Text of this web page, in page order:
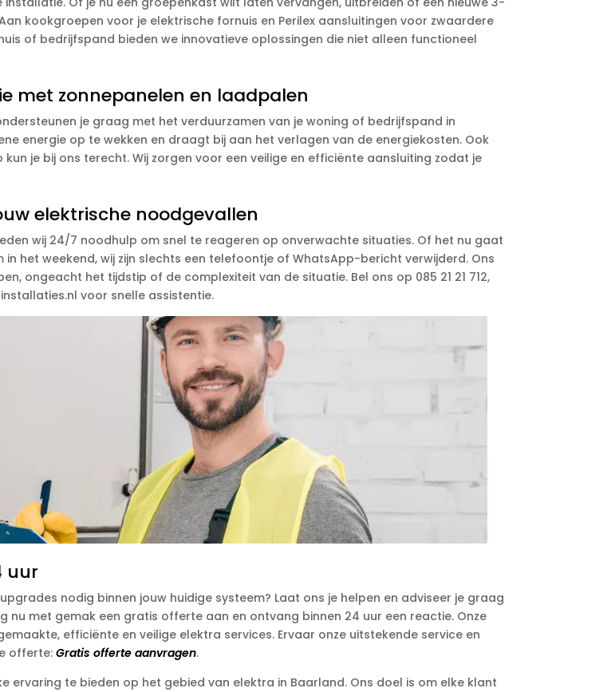
kookgroepen voor je elektrische fornuis en Perilex aansluitingen voor zwaardere
of bedrijfspand bieden we innovatieve oplossingen die niet alleen functioneel
met zonnepanelen en laadpalen
je graag met het verduurzamen van je woning of bedrijfspand in
energie op te wekken en draagt bij aan het verlagen van de energiekosten. Ook
je bij ons terecht. Wij zorgen voor een veilige en efficiënte aansluiting zodat je
elektrische noodgevallen
wij 24/7 noodhulp om snel te reageren op onverwachte situaties. Of het nu gaat
het weekend, wij zijn slechts een telefoontje of WhatsApp-bericht verwijderd. Ons
ongeacht het tijdstip of de complexiteit van de situatie. Bel ons op 085 21 21 712,
voor snelle assistentie.
uur
nodig binnen jouw huidige systeem? Laat ons je helpen en adviseer je graag
nu met gemak een gratis offerte aan en ontvang binnen 24 uur een reactie. Onze
efficiënte en veilige elektra services. Ervaar onze uitstekende service en
offerte:Gratis offerte aanvragen.
ervaring te bieden op het gebied van elektra in Baarland. Ons doel is om elke klant